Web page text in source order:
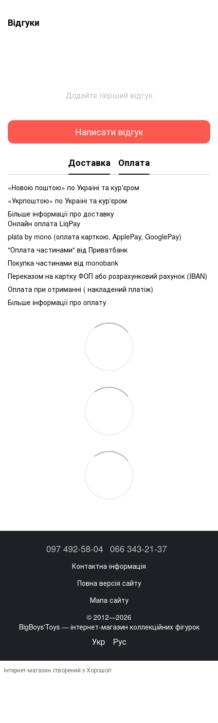
Відгуки
Додайте перший відгук
Написати відгук
Доставка Оплата
«Новою поштою» по Україні та кур'єром
«Укрпоштою» по Україні та кур'єром
Більше інформації про доставку
Онлайн оплата LiqPay
plata by mono (оплата карткою, ApplePay, GooglePay)
"Оплата частинами" від Приватбанк
Покупка частинами від monobank
Переказом на картку ФОП або розрахунковий рахунок (IBAN)
Оплата при отриманні ( накладений платіж)
Більше інформації про оплату
097 492-58-04 066 343-21-37
Контактна інформація
Повна версія сайту
Мапа сайту
© 2012—2026
BigBoys'Toys — інтернет-магазин коллекційних фігурок
Укр Рус
Інтернет-магазин створений з Хорошоп